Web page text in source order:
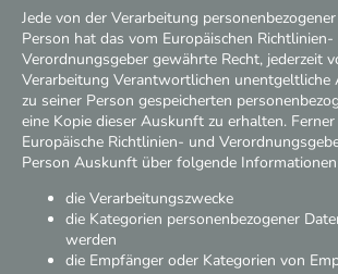
Jede von der Verarbeitung
Person hat das vom Europäischen Richtlinien-
Verordnungsgeber gewährte Recht, jederzeit
Verarbeitung Verantwortlichen unentgeltliche
zu seiner Person gespeicherten
eine Kopie dieser Auskunft zu erhalten.
Europäische Richtlinien- und
Person Auskunft über folgende
die Verarbeitungszwecke
die Kategorien personenbezogener
werden
die Empfänger oder Kategorien von